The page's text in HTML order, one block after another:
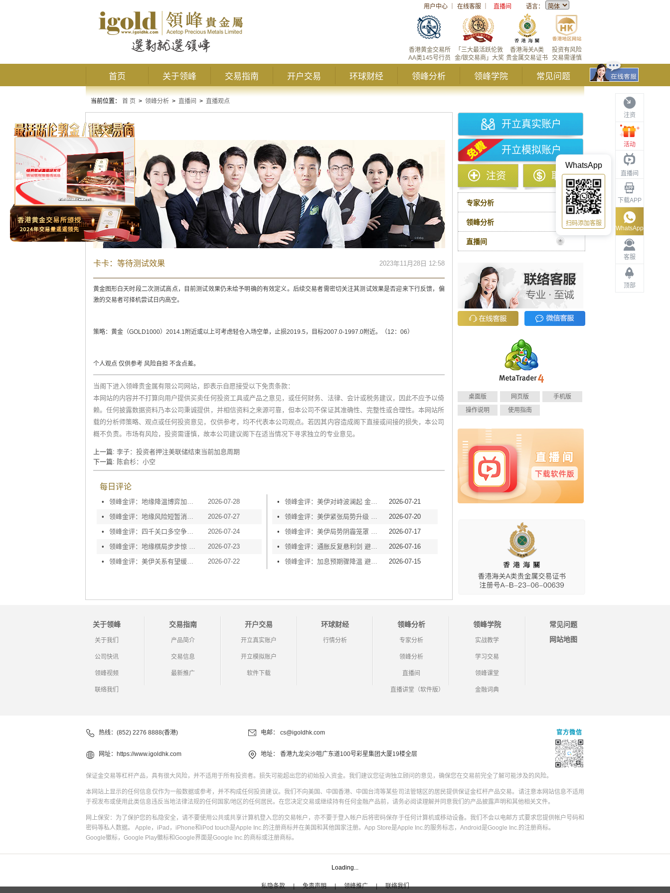
用户中心 在线客服 直播间 语言：
投资有风险
交易需谨慎
香港海关A类
贵金属交易证书
「三大最活跃伦敦
金/银交易商」大奖
香港黄金交易所
AA类145号行员
首页 关于领峰 交易指南 开户交易 环球财经 领峰分析 领峰学院 常见问题
注资
活动
直播间
下载APP
客服
顶部
WhatsApp
WhatsApp
扫码添加客服
当前位置： 首 页 > 领峰分析 > 直播间 > 直播观点
直播观点
卡卡：等待测试效果 2023年11月28日 12:58
黄金图形白天时段二次测试高点，目前测试效果仍未给予明确的有效定义。后续交易者需密切关注其测试效果是否迎来下行反馈，偏
激的交易者可择机尝试日内高空。
策略：黄金（GOLD1000）2014.1附近或以上可考虑轻仓入场空单，止损2019.5，目标2007.0-1997.0附近。（12：06）
个人观点 仅供参考 风险自担 不含点差。
当阁下进入领峰贵金属有限公司网站，即表示自愿接受以下免责条款：
本网站的内容并不打算向用户提供买卖任何投资工具或产品之意见，或任何财务、法律、会计或税务建议，因此不应予以倚
赖。任何披露数据资料乃本公司秉诚提供，并相信资料之来源可靠，但本公司不保证其准确性、完整性或合理性。本网站所
载的分析师策略、观点或任何投资意见，仅供参考，均不代表本公司观点。若因其内容造成阁下直接或间接的损失，本公司
概不负责。市场有风险，投资需谨慎，故本公司建议阁下在适当情况下寻求独立的专业意见。
上一篇: 李子：投资者押注美联储结束当前加息周期
下一篇: 陈俞杉：小空
每日评论
•
2026-07-28
•
2026-07-27
•
领峰金评：四千关口多空争夺 加息阴云笼罩金市
2026-07-24
•
2026-07-23
•
领峰金评：美伊关系有望缓和 黄金趁势迅速反弹 2026-07-22
•
2026-07-21
•
2026-07-20
•
2026-07-17
•
2026-07-16
•
2026-07-15
开立真实账户
开立模拟账户
注资 取款
专家分析
领峰分析
直播间
桌面版 网页版
手机版
操作说明
使用指南
关于领峰
关于我们
公司快讯
领峰视频
联络我们
交易指南
产品简介
交易信息
最新推广
开户交易
开立真实账户
开立模拟账户
软件下载
环球财经
行情分析
领峰分析
专家分析
领峰分析
直播间
直播讲堂（软件版）
领峰学院
实战教学
学习交易
领峰课堂
金融词典
常见问题
网站地图
热线：(852) 2276 8888(香港) 电邮： cs@igoldhk.com
网址： https://www.igoldhk.com 地址： 香港九龙尖沙咀广东道100号彩星集团大厦19楼全层
官方微信
保证金交易等杠杆产品，具有很大风险，并不适用于所有投资者。损失可能超出您的初始投入资金。我们建议您征询独立顾问的意见，确保您在交易前完全了解可能涉及的风险。
本网站上显示的任何信息仅作为一般数据或参考，并不构成任何投资建议。我们不向美国、中国香港、中国台湾等某些司法管辖区的居民提供保证金杠杆产品交易。请注意本网站信息不适用
于视发布或使用此类信息违反当地法律法规的任何国家/地区的任何居民。在您决定交易或继续持有任何金融产品前，请务必阅读理解并同意我们的产品披露声明和其他相关文件。
网上保安：为了保护您的私隐安全，请不要使用公共或共享计算机登入您的交易帐户，亦不要于登入帐户后将密码保存于任何计算机或移动设备。我们不会以电邮方式要求您提供帐户号码和
密码等私人数据。 Apple，iPad，iPhone和iPod touch是Apple Inc.的注册商标并在美国和其他国家注册。App Store是Apple Inc.的服务标志，Android是Google Inc.的注册商标。
Google徽标，Google Play徽标和Google界面是Google Inc.的商标或注册商标。
Loading...
私隐条款 | 免责声明 | 领峰推广 | 联络我们